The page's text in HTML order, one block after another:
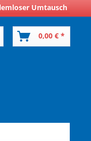
Umtausch
0,00 € *